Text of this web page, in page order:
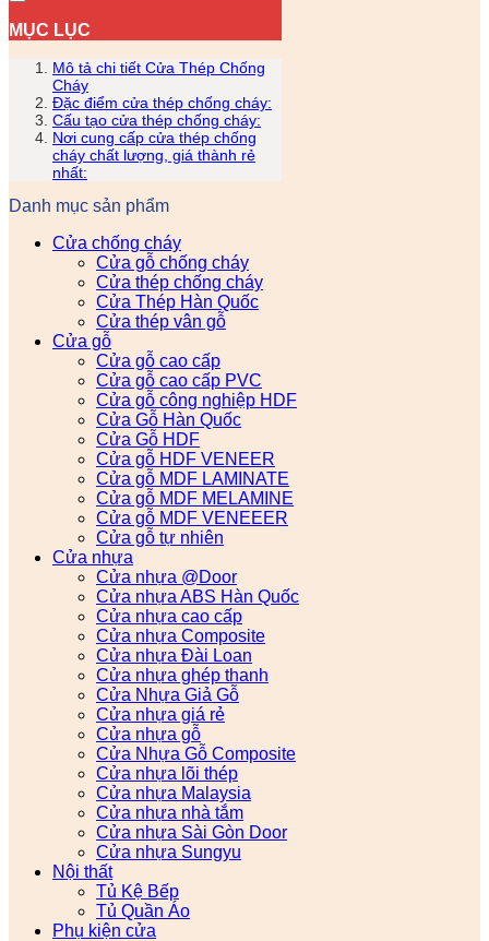
MỤC LỤC
Mô tả chi tiết Cửa Thép Chống
Cháy
Đặc điểm cửa thép chống cháy:
Cấu tạo cửa thép chống cháy:
Nơi cung cấp cửa thép chống
cháy chất lượng, giá thành rẻ
nhất:
Danh mục sản phẩm
Cửa chống cháy
Cửa gỗ chống cháy
Cửa thép chống cháy
Cửa Thép Hàn Quốc
Cửa thép vân gỗ
Cửa gỗ
Cửa gỗ cao cấp
Cửa gỗ cao cấp PVC
Cửa gỗ công nghiệp HDF
Cửa Gỗ Hàn Quốc
Cửa Gỗ HDF
Cửa gỗ HDF VENEER
Cửa gỗ MDF LAMINATE
Cửa gỗ MDF MELAMINE
Cửa gỗ MDF VENEEER
Cửa gỗ tự nhiên
Cửa nhựa
Cửa nhựa @Door
Cửa nhựa ABS Hàn Quốc
Cửa nhựa cao cấp
Cửa nhựa Composite
Cửa nhựa Đài Loan
Cửa nhựa ghép thanh
Cửa Nhựa Giả Gỗ
Cửa nhựa giá rẻ
Cửa nhựa gỗ
Cửa Nhựa Gỗ Composite
Cửa nhựa lõi thép
Cửa nhựa Malaysia
Cửa nhựa nhà tắm
Cửa nhựa Sài Gòn Door
Cửa nhựa Sungyu
Nội thất
Tủ Kệ Bếp
Tủ Quần Áo
Phụ kiện cửa